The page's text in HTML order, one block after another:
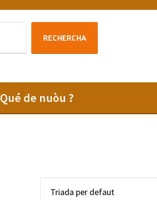
RECHERCHA
Qué de nuòu ?